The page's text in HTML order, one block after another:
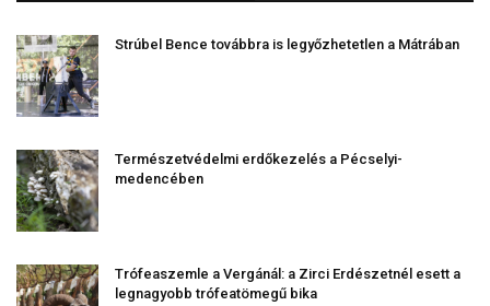
Strúbel Bence továbbra is legyőzhetetlen a Mátrában
Természetvédelmi erdőkezelés a Pécselyi-
medencében
Trófeaszemle a Vergánál: a Zirci Erdészetnél esett a
legnagyobb trófeatömegű bika